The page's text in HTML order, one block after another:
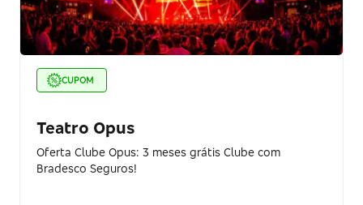
CUPOM
Teatro Opus
Oferta Clube Opus: 3 meses grátis Clube com
Bradesco Seguros!